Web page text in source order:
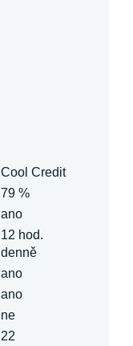
Cool Credit
79 %
ano
12 hod.
denně
ano
ano
ne
22